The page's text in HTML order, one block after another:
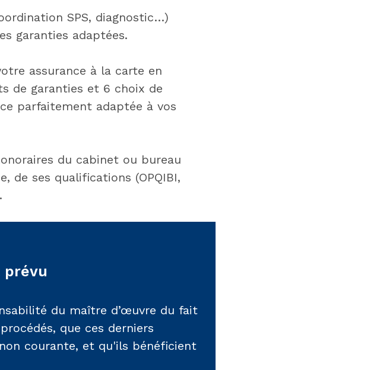
SPS, diagnostic…)
garanties adaptées.
assurance à la carte en
de garanties et 6 choix de
parfaitement adaptée à vos
du cabinet ou bureau
de ses qualifications (OPQIBI,
prévu
du maître d’œuvre du fait
que ces derniers
courante, et qu'ils bénéficient